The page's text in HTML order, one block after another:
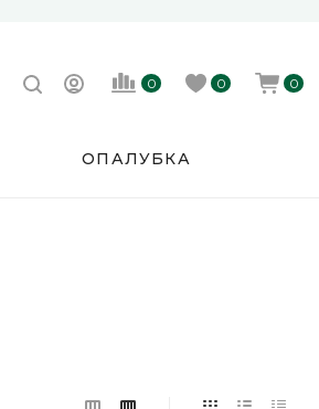
0 0 0
ОПАЛУБКА